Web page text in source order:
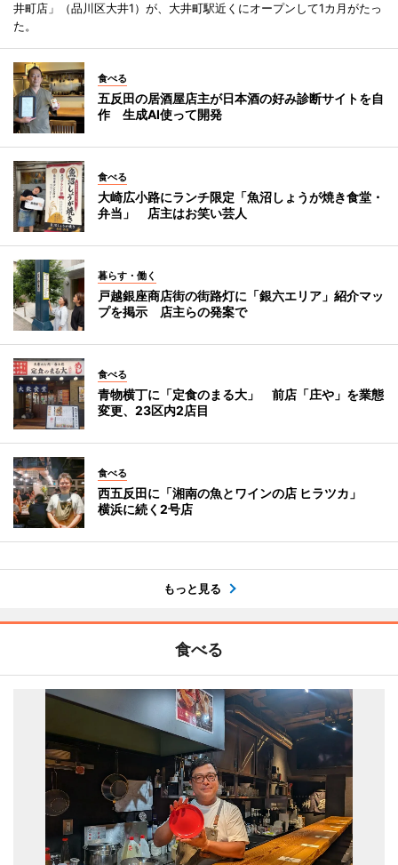
井町店」（品川区大井1）が、大井町駅近くにオープンして1カ月がたっ
た。
食べる
五反田の居酒屋店主が日本酒の好み診断サイトを自
作 生成AI使って開発
食べる
大崎広小路にランチ限定「魚沼しょうが焼き食堂・
弁当」 店主はお笑い芸人
暮らす・働く
戸越銀座商店街の街路灯に「銀六エリア」紹介マッ
プを掲示 店主らの発案で
食べる
青物横丁に「定食のまる大」 前店「庄や」を業態
変更、23区内2店目
食べる
西五反田に「湘南の魚とワインの店 ヒラツカ」
横浜に続く2号店
もっと見る
食べる